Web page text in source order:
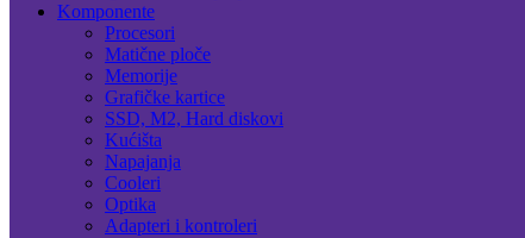
Komponente
Procesori
Matične ploče
Memorije
Grafičke kartice
SSD, M2, Hard diskovi
Kućišta
Napajanja
Cooleri
Optika
Adapteri i kontroleri